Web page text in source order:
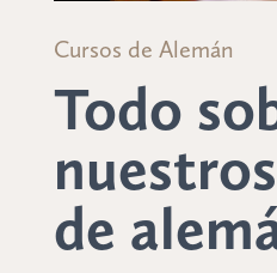
Cursos de Alemán
Todo
de